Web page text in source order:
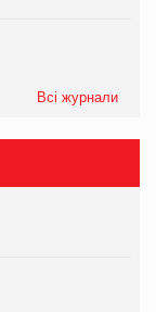
Всі журнали